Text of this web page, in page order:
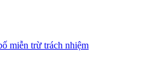
miễn trừ trách nhiệm